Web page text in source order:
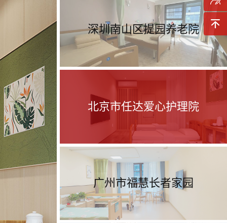
深圳南山区提园养老院
北京市任达爱心护理院
广州市福慧长者家园
预约参
观
返回顶
部